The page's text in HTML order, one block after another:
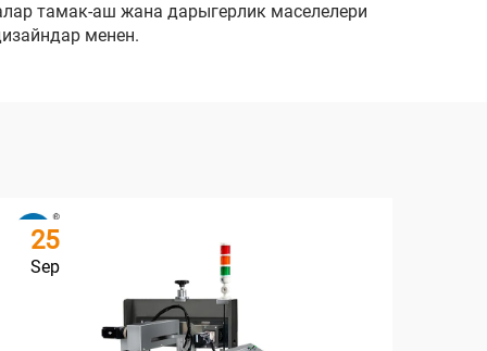
тамак-аш жана дарыгерлик маселелери
менен.
25
Sep